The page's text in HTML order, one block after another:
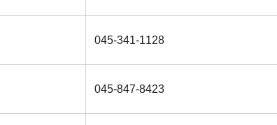
045-341-1128
045-847-8423